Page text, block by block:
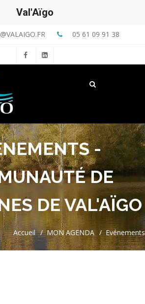
05 61 09 91 38
-
DE
DE VAL'AÏGO
Accueil MON AGENDA Evénements
Val'Aïgo